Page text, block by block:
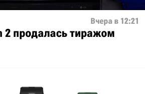
Вчера в 12:21
2 продалась тиражом